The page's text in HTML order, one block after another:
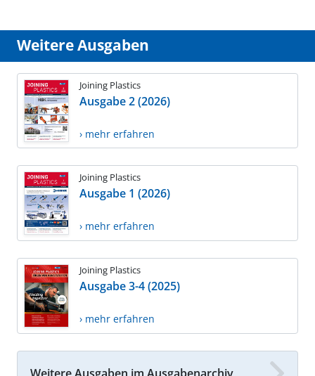
Weitere Ausgaben
Joining Plastics
Ausgabe 2 (2026)
› mehr erfahren
Joining Plastics
Ausgabe 1 (2026)
› mehr erfahren
Joining Plastics
Ausgabe 3-4 (2025)
› mehr erfahren
Weitere Ausgaben im Ausgabenarchiv